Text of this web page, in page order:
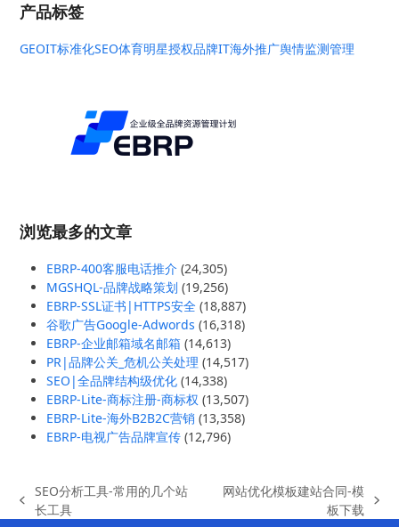
产品标签
GEOIT标准化SEO体育明星授权品牌IT海外推广舆情监测管理
浏览最多的文章
EBRP-400客服电话推介 (24,305)
MGSHQL-品牌战略策划 (19,256)
EBRP-SSL证书|HTTPS安全 (18,887)
谷歌广告Google-Adwords (16,318)
EBRP-企业邮箱域名邮箱 (14,613)
PR|品牌公关_危机公关处理 (14,517)
SEO|全品牌结构级优化 (14,338)
EBRP-Lite-商标注册-商标权 (13,507)
EBRP-Lite-海外B2B2C营销 (13,358)
EBRP-电视广告品牌宣传 (12,796)
previous
SEO分析工具-常用的几个站
长工具
网站优化模板建站合同-模
板下载